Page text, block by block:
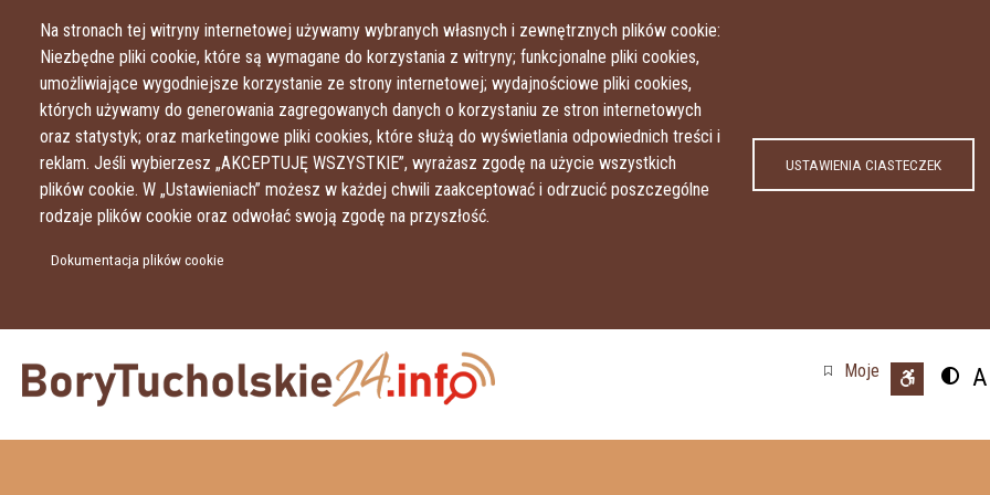
Na stronach tej witryny internetowej używamy wybranych własnych i zewnętrznych plików cookie:
Niezbędne pliki cookie, które są wymagane do korzystania z witryny; funkcjonalne pliki cookies,
umożliwiające wygodniejsze korzystanie ze strony internetowej; wydajnościowe pliki cookies,
których używamy do generowania zagregowanych danych o korzystaniu ze stron internetowych
oraz statystyk; oraz marketingowe pliki cookies, które służą do wyświetlania odpowiednich treści i
reklam. Jeśli wybierzesz „AKCEPTUJĘ WSZYSTKIE”, wyrażasz zgodę na użycie wszystkich
plików cookie. W „Ustawieniach” możesz w każdej chwili zaakceptować i odrzucić poszczególne
rodzaje plików cookie oraz odwołać swoją zgodę na przyszłość.
Dokumentacja plików cookie
USTAWIENIA CIASTECZEK
Moje
A